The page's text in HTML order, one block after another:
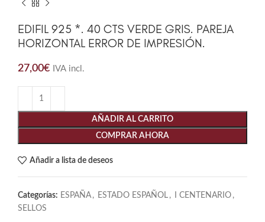
EDIFIL 925 *. 40 CTS VERDE GRIS. PAREJA
HORIZONTAL ERROR DE IMPRESIÓN.
27,00€ IVA incl.
AÑADIR AL CARRITO
COMPRAR AHORA
Añadir a lista de deseos
Categorías: ESPAÑA , ESTADO ESPAÑOL , I CENTENARIO ,
SELLOS